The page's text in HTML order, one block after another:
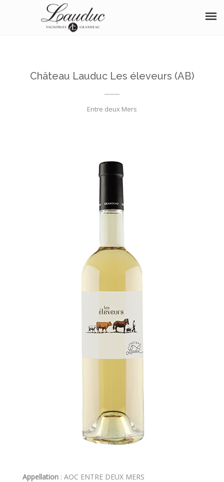
OENOTOURISME
ÉVÈNEMENTS
PHOTOS
Château Lauduc Les éleveurs (AB)
Entre deux Mers
Appellation : AOC ENTRE DEUX MERS